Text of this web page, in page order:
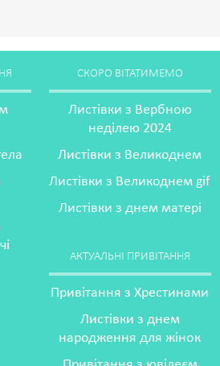
СКОРО ВІТАТИМЕМО
Листівки з Вербною
неділею 2024
Листівки з Великоднем
Листівки з Великоднем gif
Листівки з днем матері
АКТУАЛЬНІ ПРИВІТАННЯ
Привітання з Хрестинами
Листівки з днем
народження для жінок